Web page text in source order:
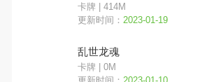
卡牌 | 414M
更新时间： 2023-01-19
乱世龙魂
卡牌 | 0M